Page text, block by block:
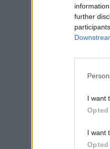
further
I want
Opted
I want
Opted